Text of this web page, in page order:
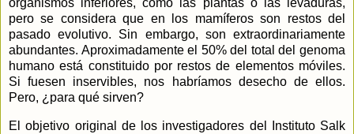
organismos inferiores, como las plantas o las levaduras,
pero se considera que en los mamíferos son restos del
pasado evolutivo. Sin embargo, son extraordinariamente
abundantes. Aproximadamente el 50% del total del genoma
humano está constituido por restos de elementos móviles.
Si fuesen inservibles, nos habríamos desecho de ellos.
Pero, ¿para qué sirven?
El objetivo original de los investigadores del Instituto Salk